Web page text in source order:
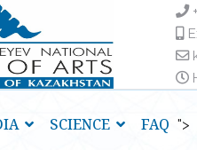
SCIENCE FAQ ">